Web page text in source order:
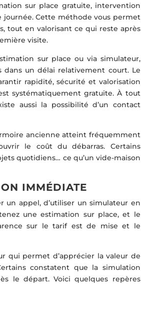
sur place gratuite, intervention
Cette méthode vous permet
tout en valorisant ce qui reste après
visite.
sur place ou via simulateur,
dans un délai relativement court. Le
rapidité, sécurité et valorisation
systématiquement gratuite. À tout
aussi la possibilité d’un contact
ancienne atteint fréquemment
le coût du débarras. Certains
quotidiens… ce qu’un vide-maison
IMMÉDIATE
un appel, d’utiliser un simulateur en
une estimation sur place, et le
sur le tarif est de mise et le
qui permet d’apprécier la valeur de
constatent que la simulation
le départ. Voici quelques repères